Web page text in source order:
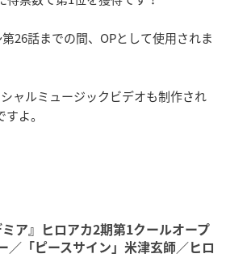
26話までの間、OPとして使用されま
ャルミュージックビデオも制作され
よ。
ミア』ヒロアカ2期第1クールオープ
／「ピースサイン」米津玄師／ヒロ